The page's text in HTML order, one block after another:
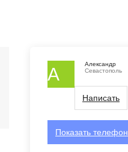
А
Александр
Севастополь
Написать
Показать телефон